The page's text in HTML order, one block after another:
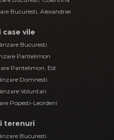
Bucuresti, Alexandriei
case vile
Bucuresti
Pantelimon
Pantelimon, Est
Domnesti
Voluntari
Popesti-Leordeni
terenuri
Bucuresti